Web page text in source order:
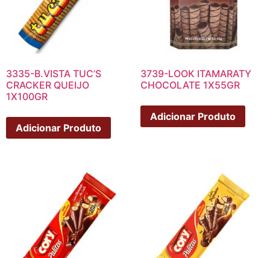
3335-B.VISTA TUC’S
CRACKER QUEIJO
1X100GR
Adicionar Produto
3739-LOOK ITAMARATY
CHOCOLATE 1X55GR
Adicionar Produto